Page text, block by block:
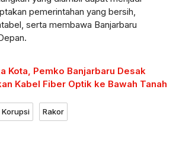
pemerintahan yang bersih,
serta membawa Banjarbaru
Kota, Pemko Banjarbaru Desak
Kabel Fiber Optik ke Bawah Tanah
Korupsi Rakor